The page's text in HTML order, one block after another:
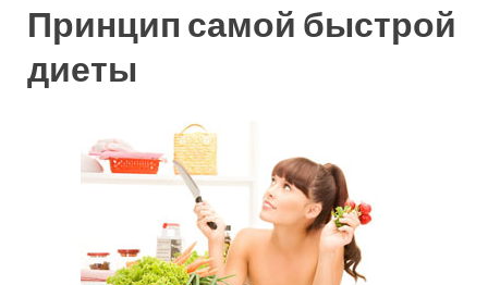
Принцип самой быстрой
диеты